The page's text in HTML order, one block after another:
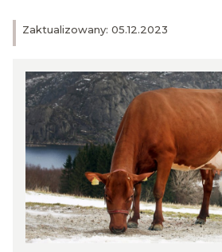
Zaktualizowany: 05.12.2023